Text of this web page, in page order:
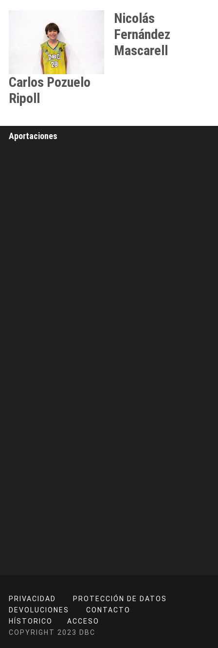
Carlos Pozuelo
Ripoll
Nicolás
Fernández
Mascarell
Aportaciones
PRIVACIDAD
PROTECCIÓN DE DATOS
DEVOLUCIONES
CONTACTO
HÍSTORICO
ACCESO
COPYRIGHT 2023 DBC